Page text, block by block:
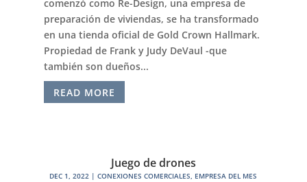
comenzó como Re-Design, una empresa de
preparación de viviendas, se ha transformado
en una tienda oficial de Gold Crown Hallmark.
Propiedad de Frank y Judy DeVaul -que
también son dueños...
READ MORE
Juego de drones
DEC 1, 2022 |CONEXIONES COMERCIALES, EMPRESA DEL MES